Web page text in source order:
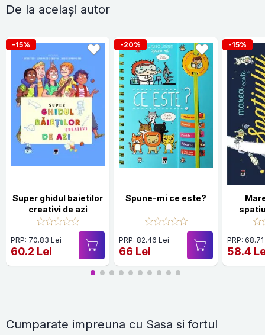
De la același autor
-15%
Super ghidul baietilor
creativi de azi
PRP: 70.83 Lei
60.2 Lei
-20%
Spune-mi ce este?
PRP: 82.46 Lei
66 Lei
-15%
PRP:
58.4
Cumparate impreuna cu Sasa si fortul